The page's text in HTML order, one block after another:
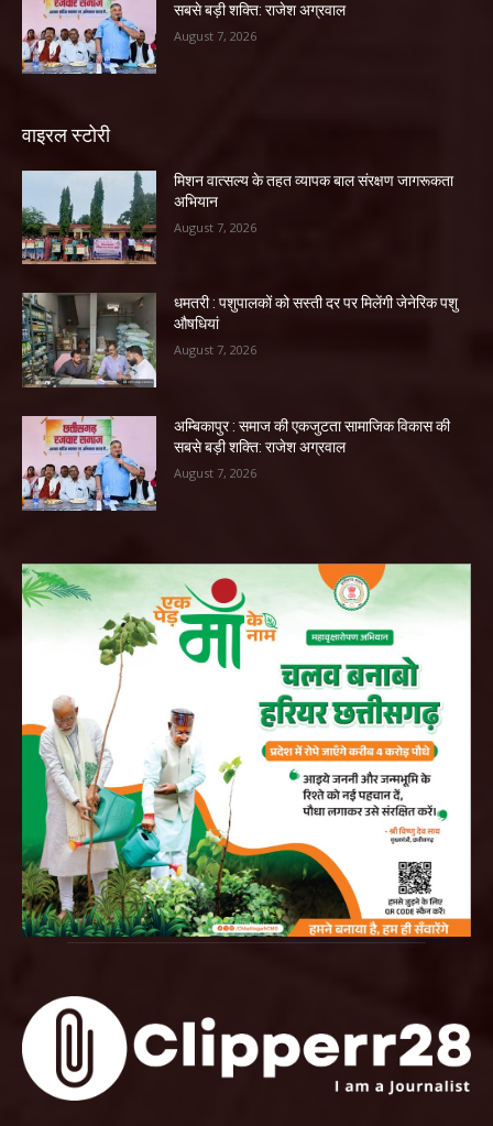
सबसे बड़ी शक्ति: राजेश अग्रवाल
August 7, 2026
वाइरल स्टोरी
मिशन वात्सल्य के तहत व्यापक बाल संरक्षण जागरूकता
अभियान
August 7, 2026
धमतरी : पशुपालकों को सस्ती दर पर मिलेंगी जेनेरिक पशु
औषधियां
August 7, 2026
अम्बिकापुर : समाज की एकजुटता सामाजिक विकास की
सबसे बड़ी शक्ति: राजेश अग्रवाल
August 7, 2026